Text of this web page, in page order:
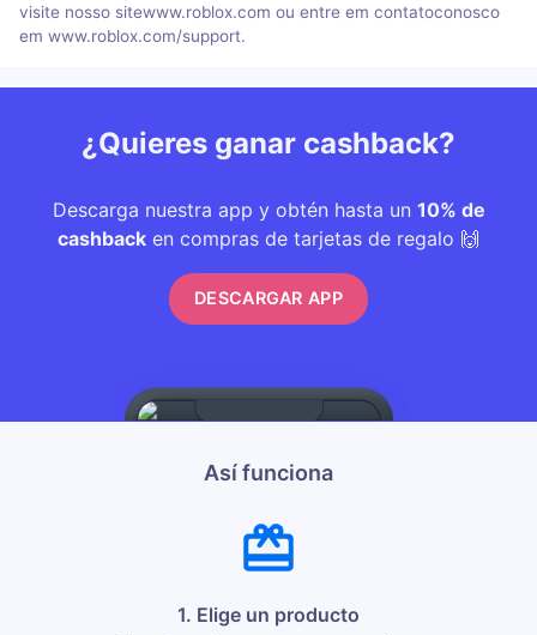
visite nosso sitewww.roblox.com ou entre em contatoconosco
em www.roblox.com/support.
¿Quieres ganar cashback?
Descarga nuestra app y obtén hasta un 10% de
cashback en compras de tarjetas de regalo 🙌
DESCARGAR APP
Así funciona
1. Elige un producto